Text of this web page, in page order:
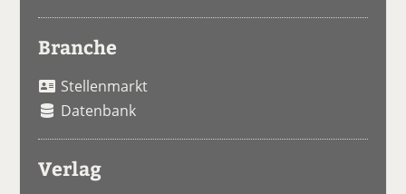
Branche
Stellenmarkt
Datenbank
Verlag